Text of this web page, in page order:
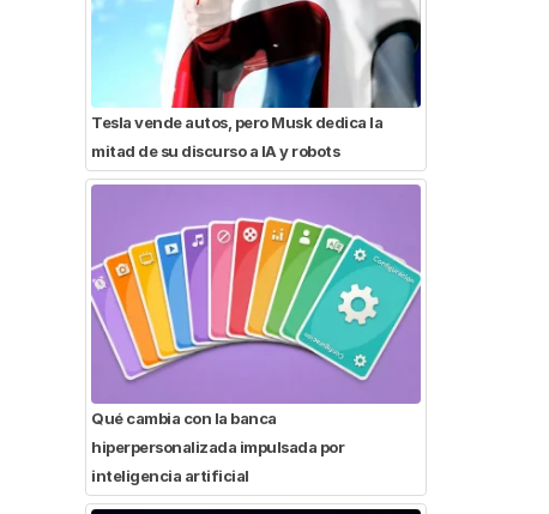
Tesla vende autos, pero Musk dedica la
mitad de su discurso a IA y robots
Qué cambia con la banca
hiperpersonalizada impulsada por
inteligencia artificial